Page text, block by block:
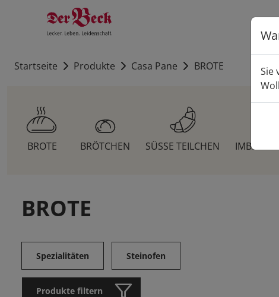
Sie
Startseite Produkte Casa Pane BROTE
BROTE BRÖTCHEN SÜSSE TEILCHEN IMBISS &
BROTE
Spezialitäten Steinofen
Produkte filtern